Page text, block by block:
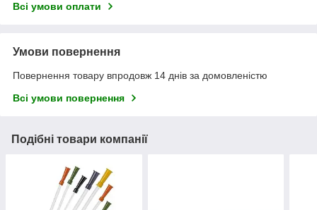
Всі умови оплати
Умови повернення
Повернення товару впродовж 14 днів за домовленістю
Всі умови повернення
Подібні товари компанії